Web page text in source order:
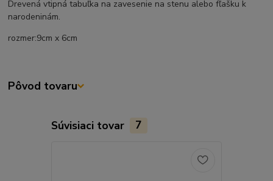
Drevená vtipná tabuľka na zavesenie na stenu alebo fľašku k
narodeninám.
rozmer:9cm x 6cm
Pôvod tovaru
Súvisiaci tovar 7